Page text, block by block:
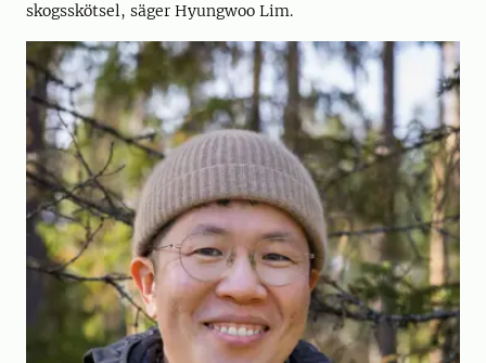
skogsskötsel, säger Hyungwoo Lim.